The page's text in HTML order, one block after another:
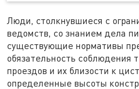
Люди, столкнувшиеся с
ведомств, со знанием дела
существующие нормативы
обязательность соблюдения
проездов и их близости к
определенные высоты